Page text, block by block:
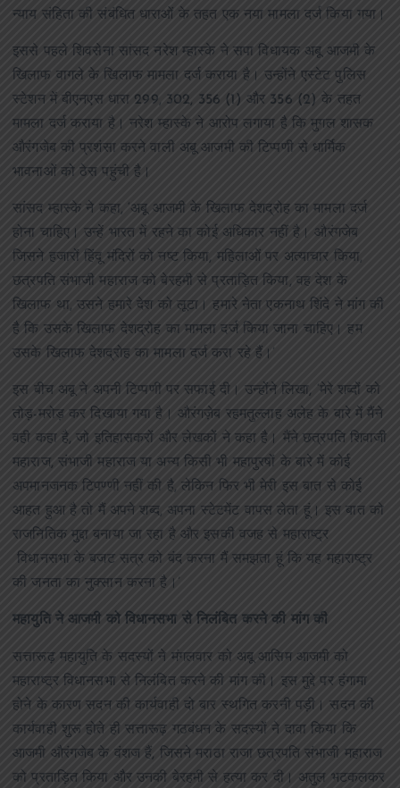
न्याय संहिता की संबंधित धाराओं के तहत एक नया मामला दर्ज किया गया।
इससे पहले शिवसेना सांसद नरेश म्हास्के ने सपा विधायक अबू आजमी के
खिलाफ वागले के खिलाफ मामला दर्ज कराया है। उन्होंने एस्टेट पुलिस
स्टेशन में बीएनएस धारा 299, 302, 356 (1) और 356 (2) के तहत
मामला दर्ज कराया है। नरेश म्हास्के ने आरोप लगाया है कि मुगल शासक
औरंगजेब की प्रशंसा करने वाली अबू आजमी की टिप्पणी से धार्मिक
भावनाओं को ठेस पहुंची है।
सांसद म्हास्के ने कहा, ‘अबू आजमी के खिलाफ देशद्रोह का मामला दर्ज
होना चाहिए। उन्हें भारत में रहने का कोई अधिकार नहीं है। औरंगजेब
जिसने हजारों हिंदू मंदिरों को नष्ट किया, महिलाओं पर अत्याचार किया,
छत्रपति संभाजी महाराज को बेरहमी से प्रताड़ित किया, वह देश के
खिलाफ था, उसने हमारे देश को लूटा। हमारे नेता एकनाथ शिंदे ने मांग की
है कि उसके खिलाफ देशद्रोह का मामला दर्ज किया जाना चाहिए। हम
उसके खिलाफ देशद्रोह का मामला दर्ज करा रहे हैं।’
इस बीच अबू ने अपनी टिप्पणी पर सफाई दी। उन्होंने लिखा, ‘मेरे शब्दों को
तोड़-मरोड़ कर दिखाया गया है। औरंगज़ेब रहमतुल्लाह अलेह के बारे में मैंने
वही कहा है, जो इतिहासकरों और लेखकों ने कहा है। मैंने छत्रपति शिवाजी
महाराज, संभाजी महाराज या अन्य किसी भी महापुरषों के बारे में कोई
अपमानजनक टिपण्णी नहीं की है, लेकिन फिर भी मेरी इस बात से कोई
आहत हुआ है तो मैं अपने शब्द, अपना स्टेटमेंट वापस लेता हूं। इस बात को
राजनितिक मुद्दा बनाया जा रहा है और इसकी वजह से महाराष्ट्र
विधानसभा के बजट सत्र को बंद करना मैं समझता हूं कि यह महाराष्ट्र
की जनता का नुक्सान करना है।’
महायुति ने आजमी को विधानसभा से निलंबित करने की मांग की
सत्तारूढ़ महायुति के सदस्यों ने मंगलवार को अबू आसिम आजमी को
महाराष्ट्र विधानसभा से निलंबित करने की मांग की। इस मुद्दे पर हंगामा
होने के कारण सदन की कार्यवाही दो बार स्थगित करनी पड़ी। सदन की
कार्यवाही शुरू होते ही सत्तारूढ़ गठबंधन के सदस्यों ने दावा किया कि
आजमी औरंगजेब के वंशज हैं, जिसने मराठा राजा छत्रपति संभाजी महाराज
को प्रताड़ित किया और उनकी बेरहमी से हत्या कर दी। अतुल भटकलकर